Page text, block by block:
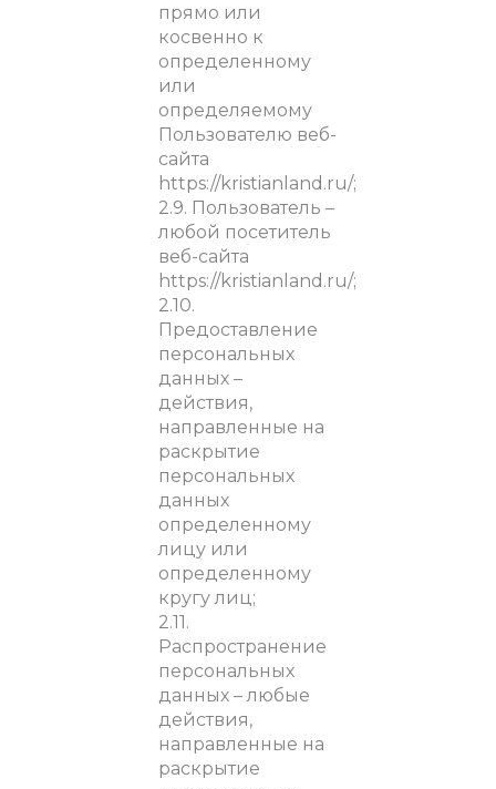
прямо или
косвенно к
определенному
или
определяемому
Пользователю веб-
сайта
https://kristianland.ru/;
2.9. Пользователь –
любой посетитель
веб-сайта
https://kristianland.ru/;
2.10.
Предоставление
персональных
данных –
действия,
направленные на
раскрытие
персональных
данных
определенному
лицу или
определенному
кругу лиц;
2.11.
Распространение
персональных
данных – любые
действия,
направленные на
раскрытие